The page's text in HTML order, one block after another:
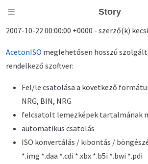
Story
2007-10-22 00:00:00 +0000 - szerző(k) kecsi
AcetonISO meglehetősen hosszú
rendelkező szoftver:
Fel/le csatolása a következő
NRG, BIN, NRG
felcsatolt lemezképek tartalmának
automatikus csatolás
ISO konvertálás / kibontás /
*.img *.daa *.cdi *.xbx *.b5i *.bwi *.pdi